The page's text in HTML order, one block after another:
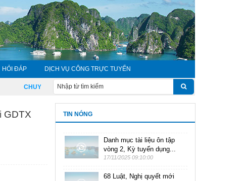
HỎI ĐÁP DỊCH VỤ CÔNG TRỰC TUYẾN
CHUYỂN ĐỔI SỐ TOÀN DÂN, TOÀN DIỆN, TOÀN TRÌNH ĐỂ TĂNG TỐC, BỨT
GDTX TIN NÓNG
Danh mục tài liệu ôn tập
vòng 2, Kỳ tuyển dụng...
17/11/2025 09:10:00
68 Luật, Nghị quyết mới